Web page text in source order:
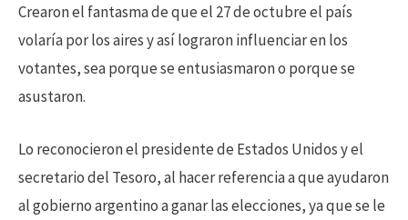
Crearon el fantasma de que el 27 de octubre el país
volaría por los aires y así lograron influenciar en los
votantes, sea porque se entusiasmaron o porque se
asustaron.
Lo reconocieron el presidente de Estados Unidos y el
secretario del Tesoro, al hacer referencia a que ayudaron
al gobierno argentino a ganar las elecciones, ya que se le